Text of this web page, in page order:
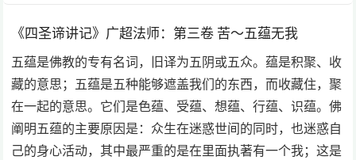
《四圣谛讲记》广超法师：第三卷 苦～五蕴无我
五蕴是佛教的专有名词，旧译为五阴或五众。蕴是积聚、收
藏的意思；五蕴是五种能够遮盖我们的东西，而收藏住，聚
在一起的意思。它们是色蕴、受蕴、想蕴、行蕴、识蕴。佛
阐明五蕴的主要原因是：众生在迷惑世间的同时，也迷惑自
己的身心活动，其中最严重的是在里面执著有一个我；这是